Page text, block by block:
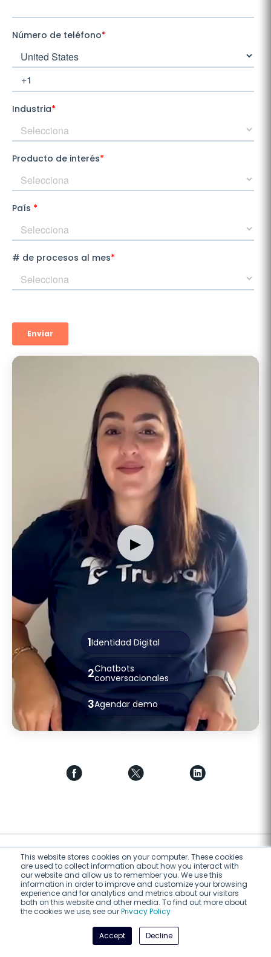
This website stores cookies on your computer. These cookies
are used to collect information about how you interact with
our website and allow us to remember you. We use this
information in order to improve and customize your browsing
experience and for analytics and metrics about our visitors
both on this website and other media. To find out more about
the cookies we use, see ourPrivacy Policy
Accept Decline
▶
1Identidad Digital
2Chatbots
conversacionales
3Agendar demo
Sugerido para você